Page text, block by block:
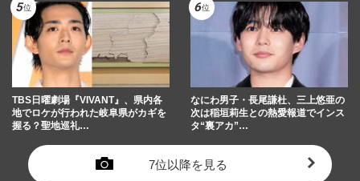
TBS日曜劇場『VIVANT』、県内各
地でロケが行われた岐阜県がカギを
握る？聖地巡礼…
なにわ男子・長尾謙杜、三上悠亜の
次は稲垣莉生との熱愛報道でインス
タ“裏アカ”…
7位以降を見る